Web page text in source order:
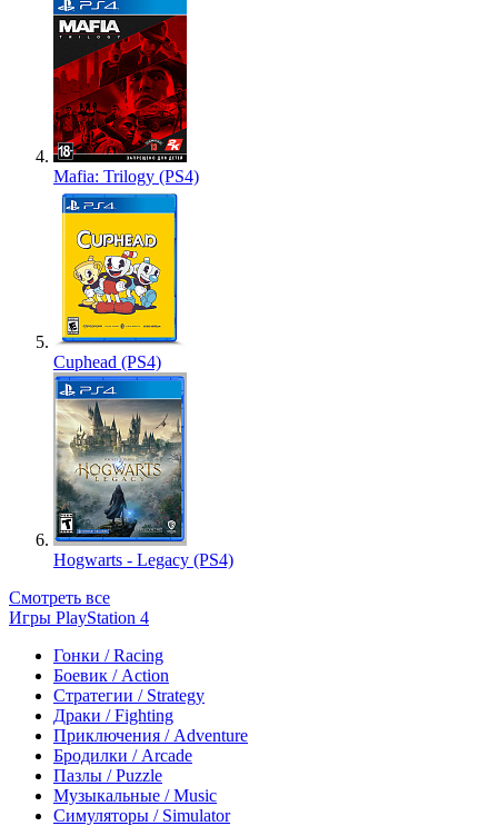
Mafia: Trilogy (PS4)
Cuphead (PS4)
Hogwarts - Legacy (PS4)
Смотреть все
Игры PlayStation 4
Гонки / Racing
Боевик / Action
Стратегии / Strategy
Драки / Fighting
Приключения / Adventure
Бродилки / Arcade
Пазлы / Puzzle
Музыкальные / Music
Симуляторы / Simulator